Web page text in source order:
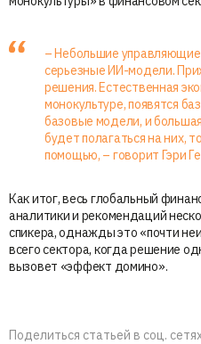
– Небольшие
серьезные ИИ-модели.
решения. Естественная
монокультуре, появятся
базовые модели, и
будет полагаться на них,
помощью, – говорит Гэри
Как итог, весь глобальный
аналитики и рекомендаций
спикера, однажды это «почти
всего сектора, когда решение
вызовет «эффект домино».
Поделиться статьей в соц.